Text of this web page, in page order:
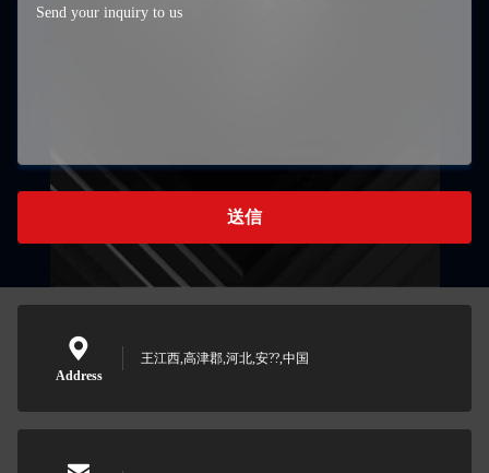
送信
Address
王江西,高津郡,河北,安??,中国